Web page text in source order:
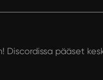
pääset